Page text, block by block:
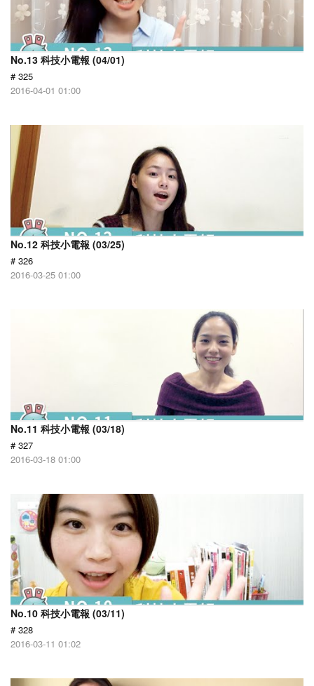
No.13 科技小電報 (04/01)
# 325
2016-04-01 01:00
No.12 科技小電報 (03/25)
# 326
2016-03-25 01:00
No.11 科技小電報 (03/18)
# 327
2016-03-18 01:00
No.10 科技小電報 (03/11)
# 328
2016-03-11 01:02